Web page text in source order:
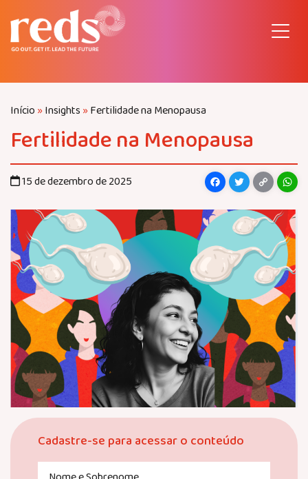
para
conteúdo
Início »Insights »Fertilidade na Menopausa
Fertilidade na Menopausa
15 de dezembro de 2025 Facebook
Twitter
Copy
Link
Cadastre-se para acessar o conteúdo